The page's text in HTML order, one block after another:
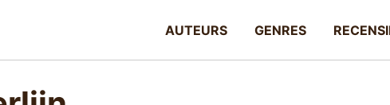
AUTEURS GENRES